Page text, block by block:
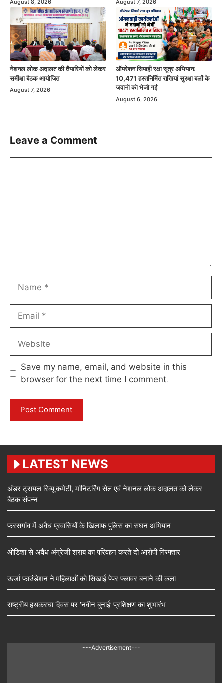
August 8, 2026 August 7, 2026
नेशनल लोक अदालत की तैयारियों को लेकर
समीक्षा बैठक आयोजित
August 7, 2026
ऑपरेशन सिपाही रक्षा सूत्र अभियान:
10,471 हस्तनिर्मित राखियां सुरक्षा बलों के
जवानों को भेजी गईं
August 6, 2026
Leave a Comment
Name
Email
Website
Save my name, email, and website in this
browser for the next time I comment.
LATEST NEWS
अंडर ट्रायल रिव्यू कमेटी, मॉनिटरिंग सेल एवं नेशनल लोक अदालत को लेकर
बैठक संपन्न
फरसगांव में अवैध प्रवासियों के खिलाफ पुलिस का सघन अभियान
ओडिशा से अवैध अंग्रेजी शराब का परिवहन करते दो आरोपी गिरफ्तार
ऊर्जा फाउंडेशन ने महिलाओं को सिखाई पेपर फ्लावर बनाने की कला
राष्ट्रीय हथकरघा दिवस पर ‘नवीन बुनाई’ प्रशिक्षण का शुभारंभ
---Advertisement---